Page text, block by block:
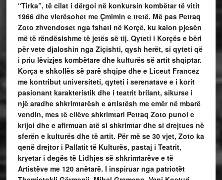
“Tirka”, të cilat i dërgoi në konkursin kombëtar të vitit
1966 dhe vlerësohet me Çmimin e tretë. Më pas Petraq
Zoto zhvendoset nga fshati në Korçë, ku kalon pjesën
më të rëndësishme të jetës së tij. Qyteti i Korçës e bëri
për vete djaloshin nga Ziçishti, qysh herët, si qyteti që
i priu lëvizjes kombëtare dhe kulturës së artit shqiptar.
Korça e shkollës së parë shqipe dhe e Liceut Francez
me kontribut universiteti, qyteti i serenatave e i korit
pasionant karakteristik dhe i teatrit brilant, sikurse i
një aradhe shkrimtarësh e artistësh me emër në mbarë
vendin, mes të cilëve shkrimtari Petraq Zoto punoi e
krijoi dhe e afirmuan atë si shkrimtar dhe si drejtues në
sferën e kulturës dhe të artit. Për më se 30 vjet, Zoto ka
qenë drejtor i Pallatit të Kulturës, pastaj i Teatrit,
kryetar i degës të Lidhjes së shkrimtarëve e të
Artistëve me 120 anëtarë. I inspiruar nga patriotët